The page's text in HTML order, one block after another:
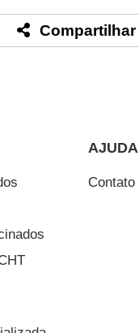
Compartilhar
AJUDA
Contato